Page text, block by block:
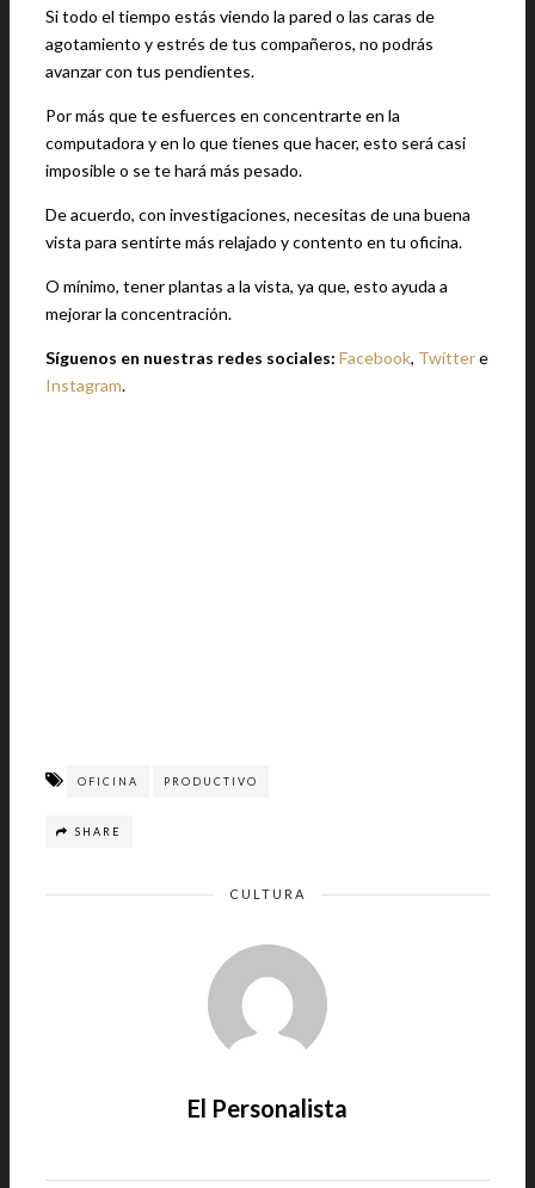
Si todo el tiempo estás viendo la pared o las caras de
agotamiento y estrés de tus compañeros, no podrás
avanzar con tus pendientes.
Por más que te esfuerces en concentrarte en la
computadora y en lo que tienes que hacer, esto será casi
imposible o se te hará más pesado.
De acuerdo, con investigaciones, necesitas de una buena
vista para sentirte más relajado y contento en tu oficina.
O mínimo, tener plantas a la vista, ya que, esto ayuda a
mejorar la concentración.
Síguenos en nuestras redes sociales: Facebook, Twittere
Instagram.
OFICINA PRODUCTIVO
SHARE
CULTURA
El Personalista